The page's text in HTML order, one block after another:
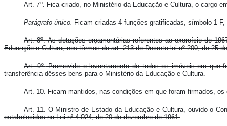
Art. 7º.Fica criado, no Ministério da Educação e Cultura, o cargo
Parágrafo único.Ficam criadas 4 funções gratificadas, símbolo 1-
Art. 8º.As dotações orçamentárias referentes ao exercício de
Educação e Cultura, nos têrmos do art. 213 do Decreto-lei nº 200, de 25
Art. 9º.Promovido o levantamento de todos os imóveis em que
transferência dêsses bens para o Ministério da Educação e Cultura.
Art. 10.Ficam mantidos, nas condições em que foram firmados,
Art. 11.O Ministro de Estado da Educação e Cultura, ouvido o
estabelecidos na Lei nº 4.024, de 20 de dezembro de 1961.